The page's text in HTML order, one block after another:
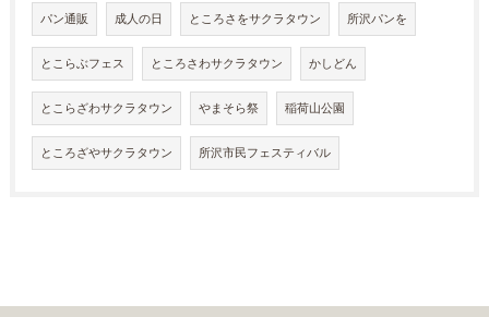
パン通販 成人の日 ところさをサクラタウン 所沢パンを
とこらぶフェス ところさわサクラタウン かしどん
とこらざわサクラタウン やまそら祭 稲荷山公園
ところざやサクラタウン 所沢市民フェスティバル